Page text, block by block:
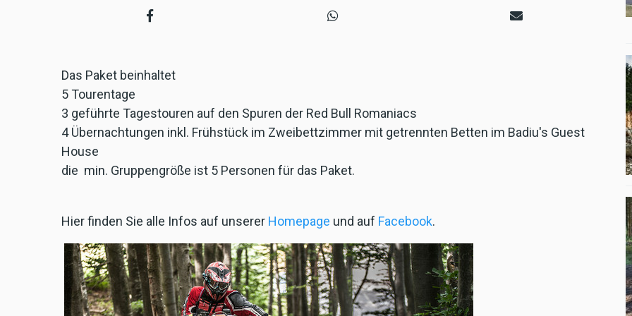
Das Paket beinhaltet
5 Tourentage
3 geführte Tagestouren auf den Spuren der Red Bull Romaniacs
4 Übernachtungen inkl. Frühstück im Zweibettzimmer mit getrennten Betten im Badiu's Guest
House
die min. Gruppengröße ist 5 Personen für das Paket.
Hier finden Sie alle Infos auf unserer Homepage und auf Facebook.